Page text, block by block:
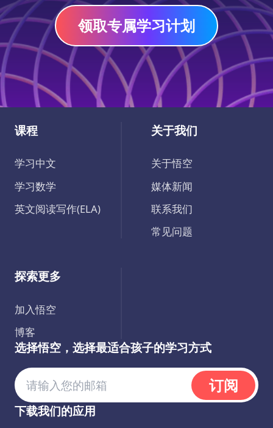
领取专属学习计划
课程
学习中文
学习数学
英文阅读写作(ELA)
关于我们
关于悟空
媒体新闻
联系我们
常见问题
探索更多
加入悟空
博客
选择悟空，选择最适合孩子的学习方式
订阅
下载我们的应用